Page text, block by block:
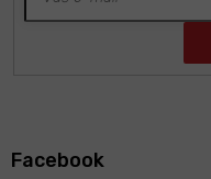
Facebook